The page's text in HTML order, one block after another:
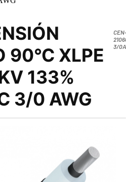
90°C XLPE
133%
3/0 AWG
3/